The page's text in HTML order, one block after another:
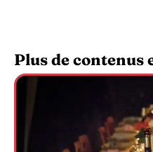
Plus de contenus